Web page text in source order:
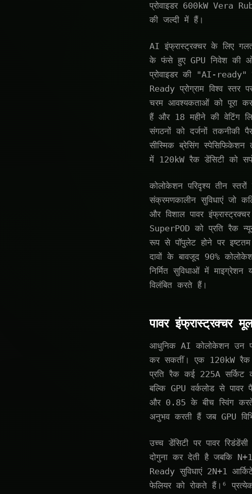
प्रोवाइडर 600kW Vera
की जल्दी में हैं।
AI इंफ्रास्ट्रक्चर के लिए
के फंसे हुए GPU निवेश की
प्रोवाइडर की "AI-ready"
Ready प्रोग्राम विश्व
चरम आवश्यकताओं को पूरा
हैं और 18 महीने की वेटिंग
संगठनों को दर्जनों तकनीकी
सीस्मिक ब्रेसिंग
में 120kW रैक डेंसिटी को
कोलोकेशन परिदृश्य तीन
संक्रमणकालीन सुविधाएं जो
और विशाल पावर
SuperPOD को प्रति रैक
रूप से पॉपुलेट होने पर
दावों के बावजूद 90%
निर्मित सुविधाओं में
विलंबित करते हैं।
पावर इंफ्रास्ट्रक्चर
आधुनिक AI कोलोकेशन उन
कर सकतीं। एक 120kW रैक
प्रति रैक कई 225A सर्किट
बल्कि GPU वर्कलोड से
और 0.85 के बीच स्विंग करते
अनुभव करती हैं जब GPU
उच्च डेंसिटी पर पावर
दोगुना कर देती है जबकि
Ready सुविधाएं 2N+1
फेलियर को रोकते हैं।⁶